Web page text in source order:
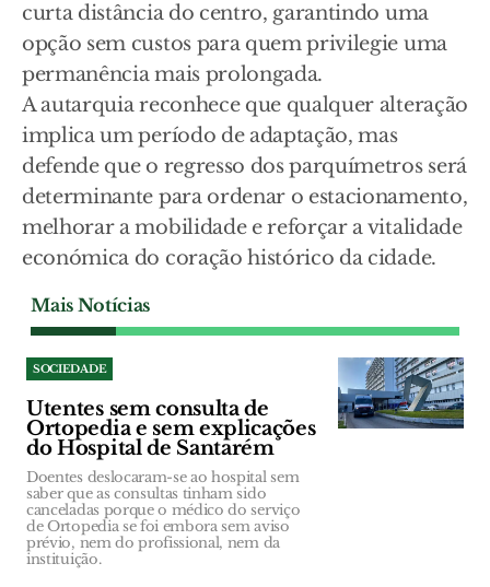
curta distância do centro, garantindo uma
opção sem custos para quem privilegie uma
permanência mais prolongada.
A autarquia reconhece que qualquer alteração
implica um período de adaptação, mas
defende que o regresso dos parquímetros será
determinante para ordenar o estacionamento,
melhorar a mobilidade e reforçar a vitalidade
económica do coração histórico da cidade.
Mais Notícias
SOCIEDADE
Utentes sem consulta de
Ortopedia e sem explicações
do Hospital de Santarém
Doentes deslocaram-se ao hospital sem
saber que as consultas tinham sido
canceladas porque o médico do serviço
de Ortopedia se foi embora sem aviso
prévio, nem do profissional, nem da
instituição.